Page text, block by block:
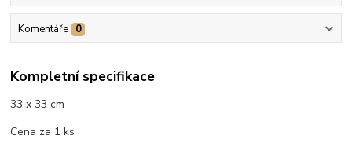
Komentáře 0
Kompletní specifikace
33 x 33 cm
Cena za 1 ks